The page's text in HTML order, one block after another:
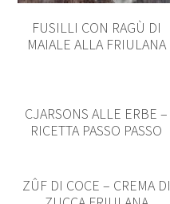
FUSILLI CON RAGÙ DI
MAIALE ALLA FRIULANA
CJARSONS ALLE ERBE –
RICETTA PASSO PASSO
ZÛF DI COCE – CREMA DI